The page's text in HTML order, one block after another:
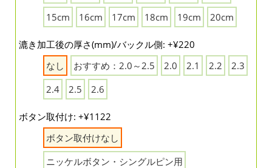
15cm
16cm 17cm 18cm 19cm 20cm
漉き加工後の厚さ(mm)/バックル側: +¥220
なし
おすすめ：2.0～2.5 2.0 2.1 2.2
2.3
2.4
2.5 2.6
ボタン取付け: +¥1122
ボタン取付けなし
ニッケルボタン・シングルピン用